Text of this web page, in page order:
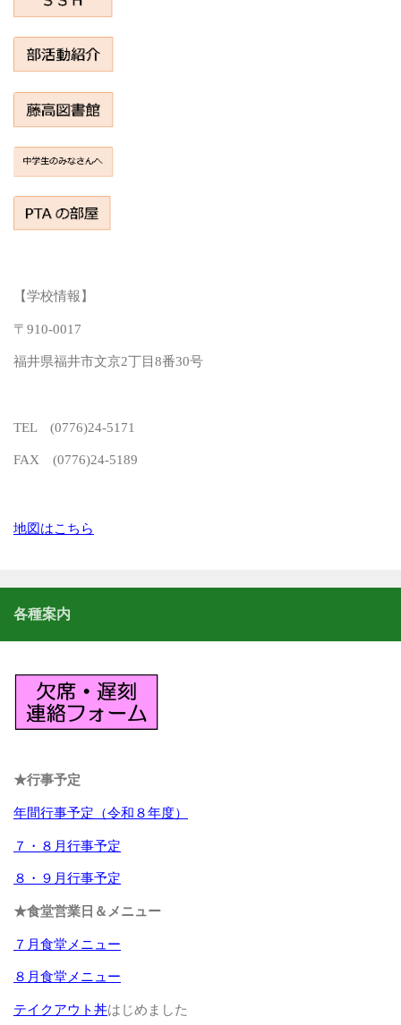
【学校情報】
〒910-0017
福井県福井市文京2丁目8番30号
TEL (0776)24-5171
FAX (0776)24-5189
地図はこちら
各種案内
★行事予定
年間行事予定（令和８年度）
７・８月行事予定
８・９月行事予定
★食堂営業日＆メニュー
７月食堂メニュー
８月食堂メニュー
テイクアウト丼はじめました